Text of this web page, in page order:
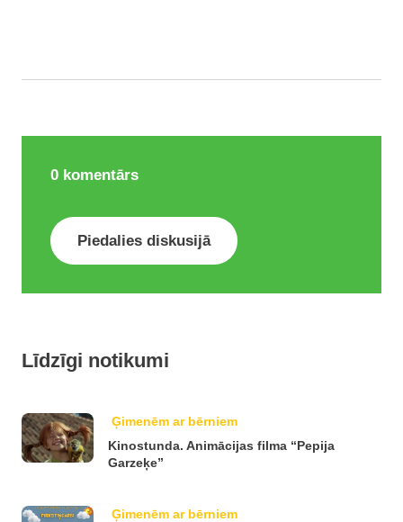
0 komentārs
Piedalies diskusijā
Līdzīgi notikumi
Ģimenēm ar bērniem
Kinostunda. Animācijas filma “Pepija
Garzeķe”
Ģimenēm ar bērniem